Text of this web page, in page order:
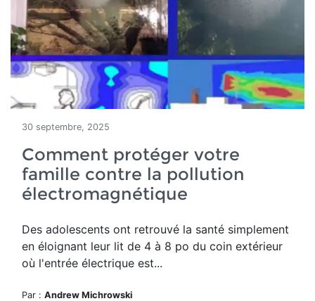
30 septembre, 2025
Comment protéger votre
famille contre la pollution
électromagnétique
Des adolescents ont retrouvé la santé simplement
en éloignant leur lit de 4 à 8 po du coin extérieur
où l'entrée électrique est...
Par : Andrew Michrowski